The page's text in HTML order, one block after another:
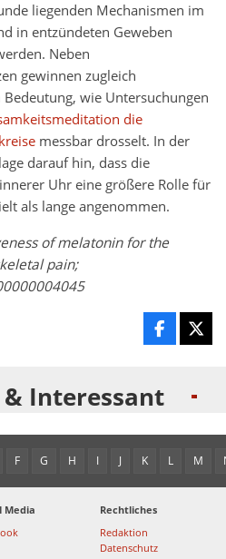
liegenden Mechanismen im
in entzündeten Geweben
Neben
gewinnen zugleich
wie Untersuchungen
die
messbar drosselt. In der
darauf hin, dass die
Uhr eine größere Rolle für
als lange angenommen.
of melatonin for the
pain;
& Interessant
F G H I J K L M
Media
Rechtliches
Redaktion
Datenschutz